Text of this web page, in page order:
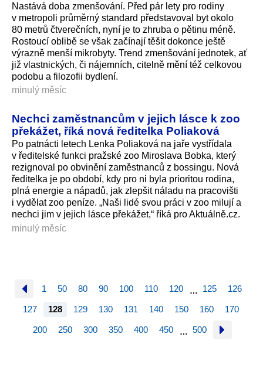
Nastává doba zmenšování. Před pár lety pro rodiny
v metropoli průměrný standard představoval byt okolo
80 metrů čtverečních, nyní je to zhruba o pětinu méně.
Rostoucí oblibě se však začínají těšit dokonce ještě
výrazně menší mikrobyty. Trend zmenšování jednotek, ať
již vlastnických, či nájemních, citelně mění též celkovou
podobu a filozofii bydlení.
minulý měsíc
Nechci zaměstnancům v jejich lásce k zoo
překážet, říká nová ředitelka Poliaková
Po patnácti letech Lenka Poliaková na jaře vystřídala
v ředitelské funkci pražské zoo Miroslava Bobka, který
rezignoval po obvinění zaměstnanců z bossingu. Nová
ředitelka je po období, kdy pro ni byla prioritou rodina,
plná energie a nápadů, jak zlepšit náladu na pracovišti
i vydělat zoo peníze. „Naši lidé svou práci v zoo milují a
nechci jim v jejich lásce překážet,“ říká pro Aktuálně.cz.
minulý měsíc
1 50 80 90 100 110 120 … 125 126
127 128 129 130 131 140 150 160 170
200 250 300 350 400 450 … 500